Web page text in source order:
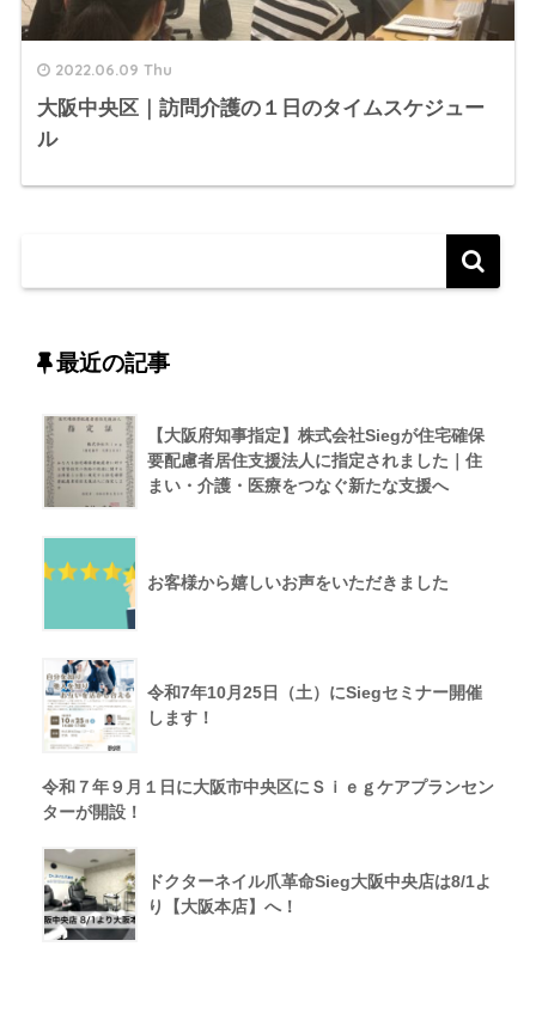
2022.06.09 Thu
大阪中央区｜訪問介護の１日のタイムスケジュー
ル
最近の記事
【大阪府知事指定】株式会社Siegが住宅確保
要配慮者居住支援法人に指定されました｜住
まい・介護・医療をつなぐ新たな支援へ
お客様から嬉しいお声をいただきました
令和7年10月25日（土）にSiegセミナー開催
します！
令和７年９月１日に大阪市中央区にＳｉｅｇケアプランセン
ターが開設！
ドクターネイル爪革命Sieg大阪中央店は8/1よ
り【大阪本店】へ！